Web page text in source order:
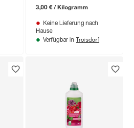
3,00 € / Kilogramm
Keine Lieferung nach
Hause
Verfügbar in Troisdorf